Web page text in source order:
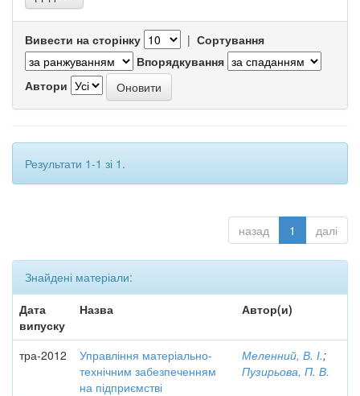
Вивести на сторінку | Сортування
Впорядкування
Автори
Результати 1-1 зі 1.
назад 1 далі
Знайдені матеріали:
Дата
випуску
Назва Автор(и)
тра-2012
Управління матеріально-
технічним забезпеченням
на підприємстві
Меленний, В. І.;
Пузирьова, П. В.